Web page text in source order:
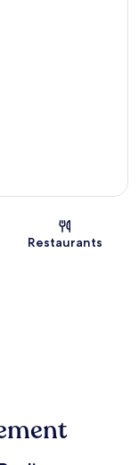
Restaurants